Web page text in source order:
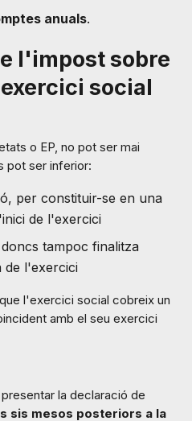
anuals.
l'impost sobre
social
o EP, no pot ser mai
pot ser inferior:
per constituir-se en una
de l'exercici
tampoc finalitza
de l'exercici
l'exercici social cobreix un
amb el seu exercici
la declaració de
sis mesos posteriors a la